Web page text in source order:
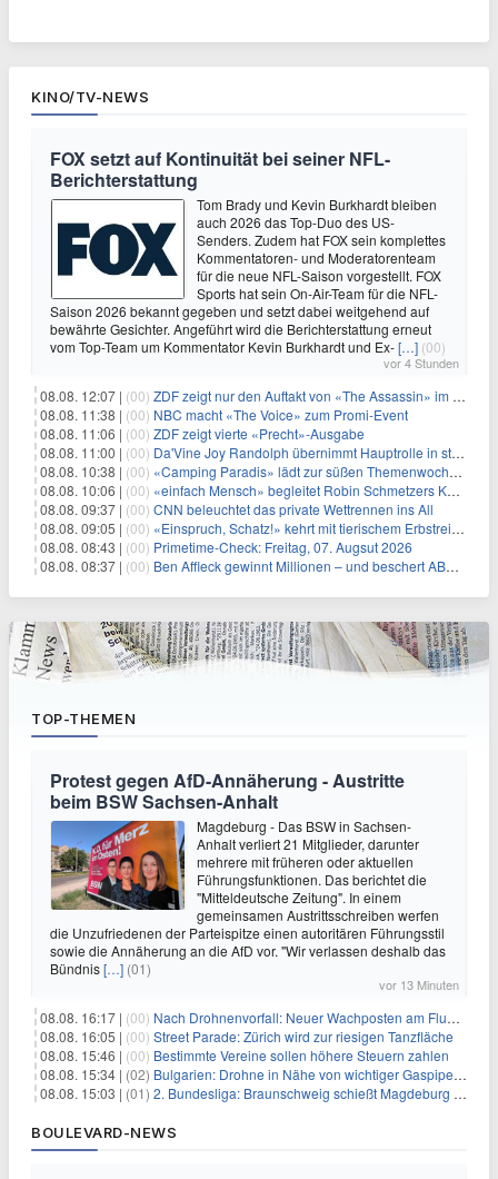
KINO/TV-NEWS
FOX setzt auf Kontinuität bei seiner NFL-
Berichterstattung
Tom Brady und Kevin Burkhardt bleiben
auch 2026 das Top-Duo des US-
Senders. Zudem hat FOX sein komplettes
Kommentatoren- und Moderatorenteam
für die neue NFL-Saison vorgestellt. FOX
Sports hat sein On-Air-Team für die NFL-
Saison 2026 bekannt gegeben und setzt dabei weitgehend auf
bewährte Gesichter. Angeführt wird die Berichterstattung erneut
vom Top-Team um Kommentator Kevin Burkhardt und Ex-[…] (00)
vor 4 Stunden
08.08. 12:07 | (00) ZDF zeigt nur den Auftakt von «The Assassin» im Fernsehen
08.08. 11:38 | (00) NBC macht «The Voice» zum Promi-Event
08.08. 11:06 | (00) ZDF zeigt vierte «Precht»-Ausgabe
08.08. 11:00 | (00) Da'Vine Joy Randolph übernimmt Hauptrolle in starbesetzter schwarzer Komödie
08.08. 10:38 | (00) «Camping Paradis» lädt zur süßen Themenwoche ein
08.08. 10:06 | (00) «einfach Mensch» begleitet Robin Schmetzers Kampf gegen eine seltene Krankheit
08.08. 09:37 | (00) CNN beleuchtet das private Wettrennen ins All
08.08. 09:05 | (00) «Einspruch, Schatz!» kehrt mit tierischem Erbstreit zurück
08.08. 08:43 | (00) Primetime-Check: Freitag, 07. Augsut 2026
08.08. 08:37 | (00) Ben Affleck gewinnt Millionen – und beschert ABC Top-Quoten
TOP-THEMEN
Protest gegen AfD-Annäherung - Austritte
beim BSW Sachsen-Anhalt
Magdeburg - Das BSW in Sachsen-
Anhalt verliert 21 Mitglieder, darunter
mehrere mit früheren oder aktuellen
Führungsfunktionen. Das berichtet die
"Mitteldeutsche Zeitung". In einem
gemeinsamen Austrittsschreiben werfen
die Unzufriedenen der Parteispitze einen autoritären Führungsstil
sowie die Annäherung an die AfD vor. "Wir verlassen deshalb das
Bündnis[…] (01)
vor 13 Minuten
08.08. 16:17 | (00) Nach Drohnenvorfall: Neuer Wachposten am Flughafen
08.08. 16:05 | (00) Street Parade: Zürich wird zur riesigen Tanzfläche
08.08. 15:46 | (00) Bestimmte Vereine sollen höhere Steuern zahlen
08.08. 15:34 | (02) Bulgarien: Drohne in Nähe von wichtiger Gaspipeline explodiert
08.08. 15:03 | (01) 2. Bundesliga: Braunschweig schießt Magdeburg ab
BOULEVARD-NEWS